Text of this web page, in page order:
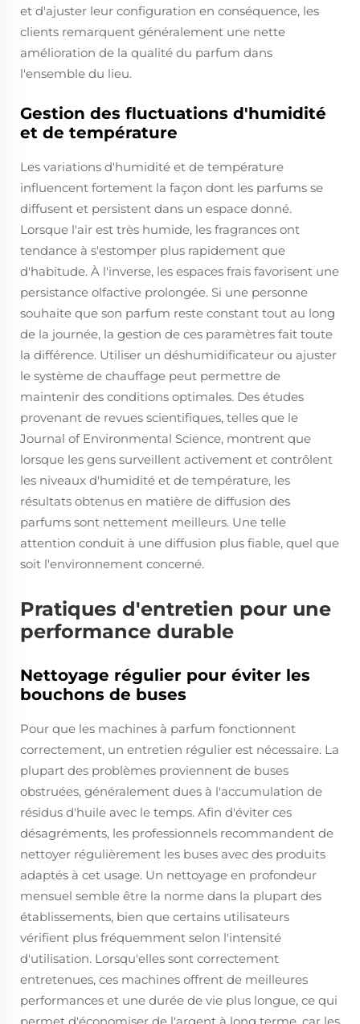
et d'ajuster leur configuration en conséquence, les
clients remarquent généralement une nette
amélioration de la qualité du parfum dans
l'ensemble du lieu.
Gestion des fluctuations d'humidité
et de température
Les variations d'humidité et de température
influencent fortement la façon dont les parfums se
diffusent et persistent dans un espace donné.
Lorsque l'air est très humide, les fragrances ont
tendance à s'estomper plus rapidement que
d'habitude. À l'inverse, les espaces frais favorisent une
persistance olfactive prolongée. Si une personne
souhaite que son parfum reste constant tout au long
de la journée, la gestion de ces paramètres fait toute
la différence. Utiliser un déshumidificateur ou ajuster
le système de chauffage peut permettre de
maintenir des conditions optimales. Des études
provenant de revues scientifiques, telles que le
Journal of Environmental Science, montrent que
lorsque les gens surveillent activement et contrôlent
les niveaux d'humidité et de température, les
résultats obtenus en matière de diffusion des
parfums sont nettement meilleurs. Une telle
attention conduit à une diffusion plus fiable, quel que
soit l'environnement concerné.
Pratiques d'entretien pour une
performance durable
Nettoyage régulier pour éviter les
bouchons de buses
Pour que les machines à parfum fonctionnent
correctement, un entretien régulier est nécessaire. La
plupart des problèmes proviennent de buses
obstruées, généralement dues à l'accumulation de
résidus d'huile avec le temps. Afin d'éviter ces
désagréments, les professionnels recommandent de
nettoyer régulièrement les buses avec des produits
adaptés à cet usage. Un nettoyage en profondeur
mensuel semble être la norme dans la plupart des
établissements, bien que certains utilisateurs
vérifient plus fréquemment selon l'intensité
d'utilisation. Lorsqu'elles sont correctement
entretenues, ces machines offrent de meilleures
performances et une durée de vie plus longue, ce qui